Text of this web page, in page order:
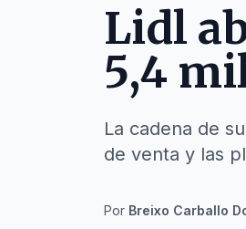
Lidl
5,4
La cadena de
de venta y las
Por Breixo Carballo